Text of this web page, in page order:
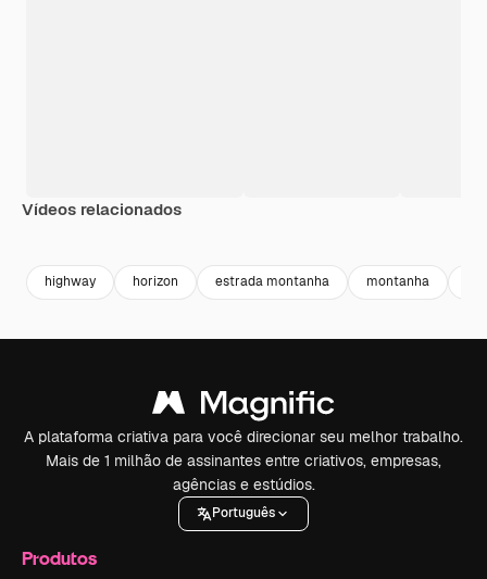
Vídeos relacionados
highway horizon estrada montanha montanha
A plataforma criativa para você direcionar seu melhor trabalho.
Mais de 1 milhão de assinantes entre criativos, empresas,
agências e estúdios.
Português
Produtos